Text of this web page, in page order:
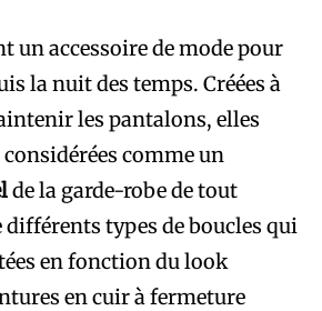
un accessoire de mode pour
la nuit des temps. Créées à
les pantalons, elles
comme un
de la garde-robe de tout
types de boucles qui
en fonction du look
en cuir à fermeture